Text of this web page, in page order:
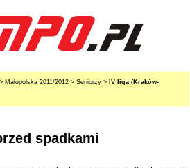
Małopolska 2011/2012> Seniorzy> IV liga (Kraków-
spadkami